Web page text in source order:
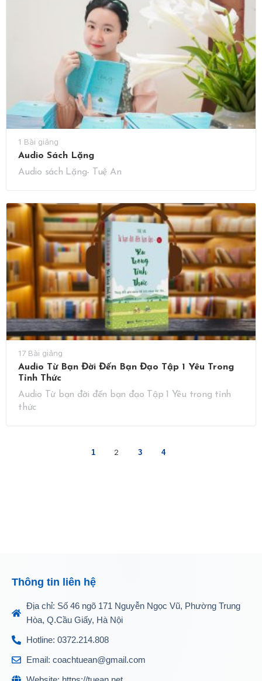
1 Bài giảng
Audio Sách Lặng
Audio sách Lặng- Tuệ An
17 Bài giảng
Audio Từ Bạn Đời Đến Bạn Đạo Tập 1 Yêu Trong
Tỉnh Thức
Audio Từ bạn đời đến bạn đạo Tập 1 Yêu trong tỉnh
thức
1 2 3 4
Thông tin liên hệ
Địa chỉ: Số 46 ngõ 171 Nguyễn Ngọc Vũ, Phường Trung
Hòa, Q.Cầu Giấy, Hà Nội
Hotline: 0372.214.808
Email: coachtuean@gmail.com